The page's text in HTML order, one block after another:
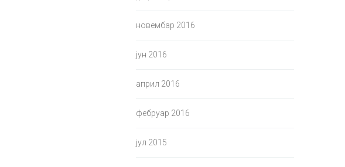
новембар 2016
јун 2016
април 2016
фебруар 2016
јул 2015